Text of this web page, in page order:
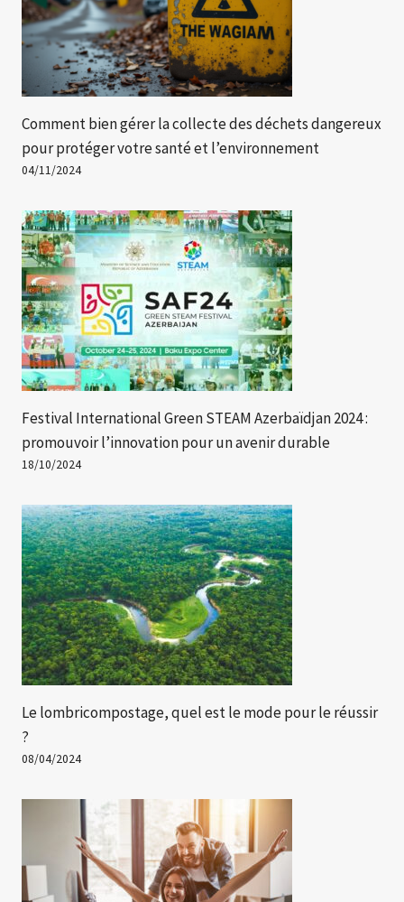
Comment bien gérer la collecte des déchets dangereux
pour protéger votre santé et l’environnement
04/11/2024
Festival International Green STEAM Azerbaïdjan 2024 :
promouvoir l’innovation pour un avenir durable
18/10/2024
Le lombricompostage, quel est le mode pour le réussir
?
08/04/2024